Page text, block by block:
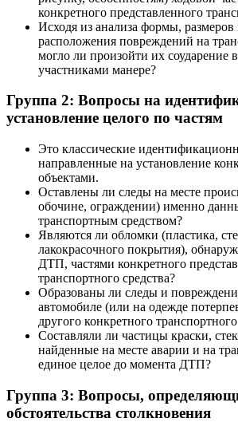
конкретного представленного
Исходя из анализа формы, размеров
расположения повреждений на
могло ли произойти их соударение
участниками манере?
Группа 2: Вопросы на
установление целого по частям
Это классические
направленные на установление
объектами.
Оставлены ли следы на месте
обочине, ограждении) именно
транспортным средством?
Являются ли обломки (пластика,
лакокрасочного покрытия),
ДТП, частями конкретного
транспортного средства?
Образованы ли следы и
автомобиле (или на одежде
другого конкретного
Составляли ли частицы краски,
найденные на месте аварии и на
единое целое до момента ДТП?
Группа 3: Вопросы,
обстоятельства столкновения